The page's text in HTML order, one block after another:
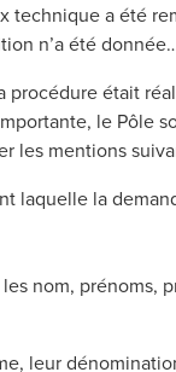
technique a été
n’a été
procédure était
le Pôle
les mentions
laquelle la
nom,
leur